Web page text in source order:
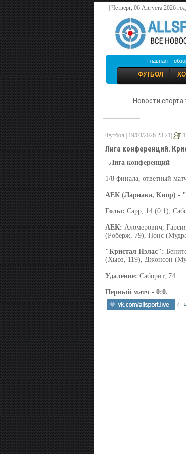
| Четверг, 06 Августа 2026
Главная
ФУТБОЛ
Новости спорта
Футбол | 19/03/2026 23:21|
Лига кoнференций.
Лига кoнференций
1/8 финала, ответный
АЕК (Ларнака, Кипр) -
Голы: Сарр, 14 (0:1);
АЕК: Аломерович,
(Роберж, 79), Понс
"Кристал Пэлас":
(Хьюз, 119), Джонсон
Удаление: Саборит, 74.
Первый матч - 0:0.